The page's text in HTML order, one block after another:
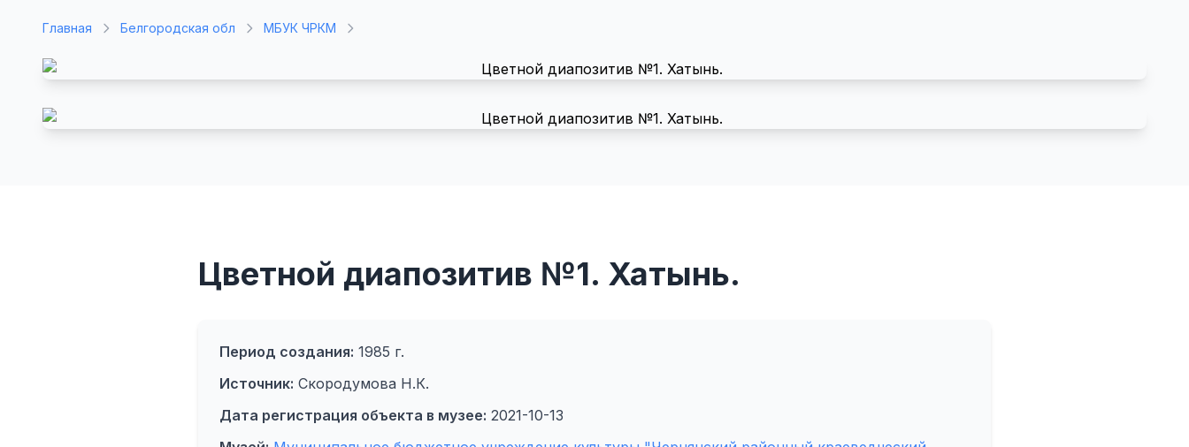
Главная Белгородская обл МБУК ЧРКМ
Цветной диапозитив №1. Хатынь.
Период создания: 1985 г.
Источник: Скородумова Н.К.
Дата регистрация объекта в музее: 2021-10-13